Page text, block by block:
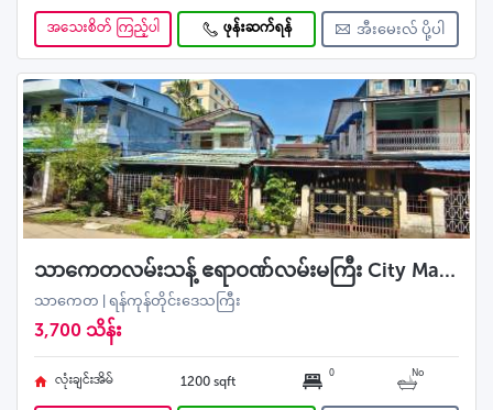
အသေးစိတ် ကြည့်ပါ ဖုန်းဆက်ရန် အီးမေးလ် ပို့ပါ
သာကေတလမ်းသန့် ဧရာဝဏ်လမ်းမကြီး City Market
သာကေတ | ရန်ကုန်တိုင်းဒေသကြီး
3,700 သိန်း
လုံးချင်းအိမ် 1200 sqft 0 No